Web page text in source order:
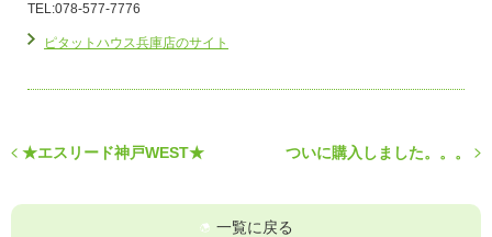
TEL:078-577-7776
ピタットハウス兵庫店のサイト
★エスリード神戸WEST★ ついに購入しました。。。
一覧に戻る